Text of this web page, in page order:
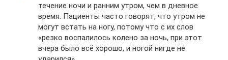
течение ночи и ранним утром, чем в дневное
время. Пациенты часто говорят, что утром не
могут встать на ногу, потому что с их слов
«резко воспалилось колено за ночь, при этот
вчера было всё хорошо, и ногой нигде не